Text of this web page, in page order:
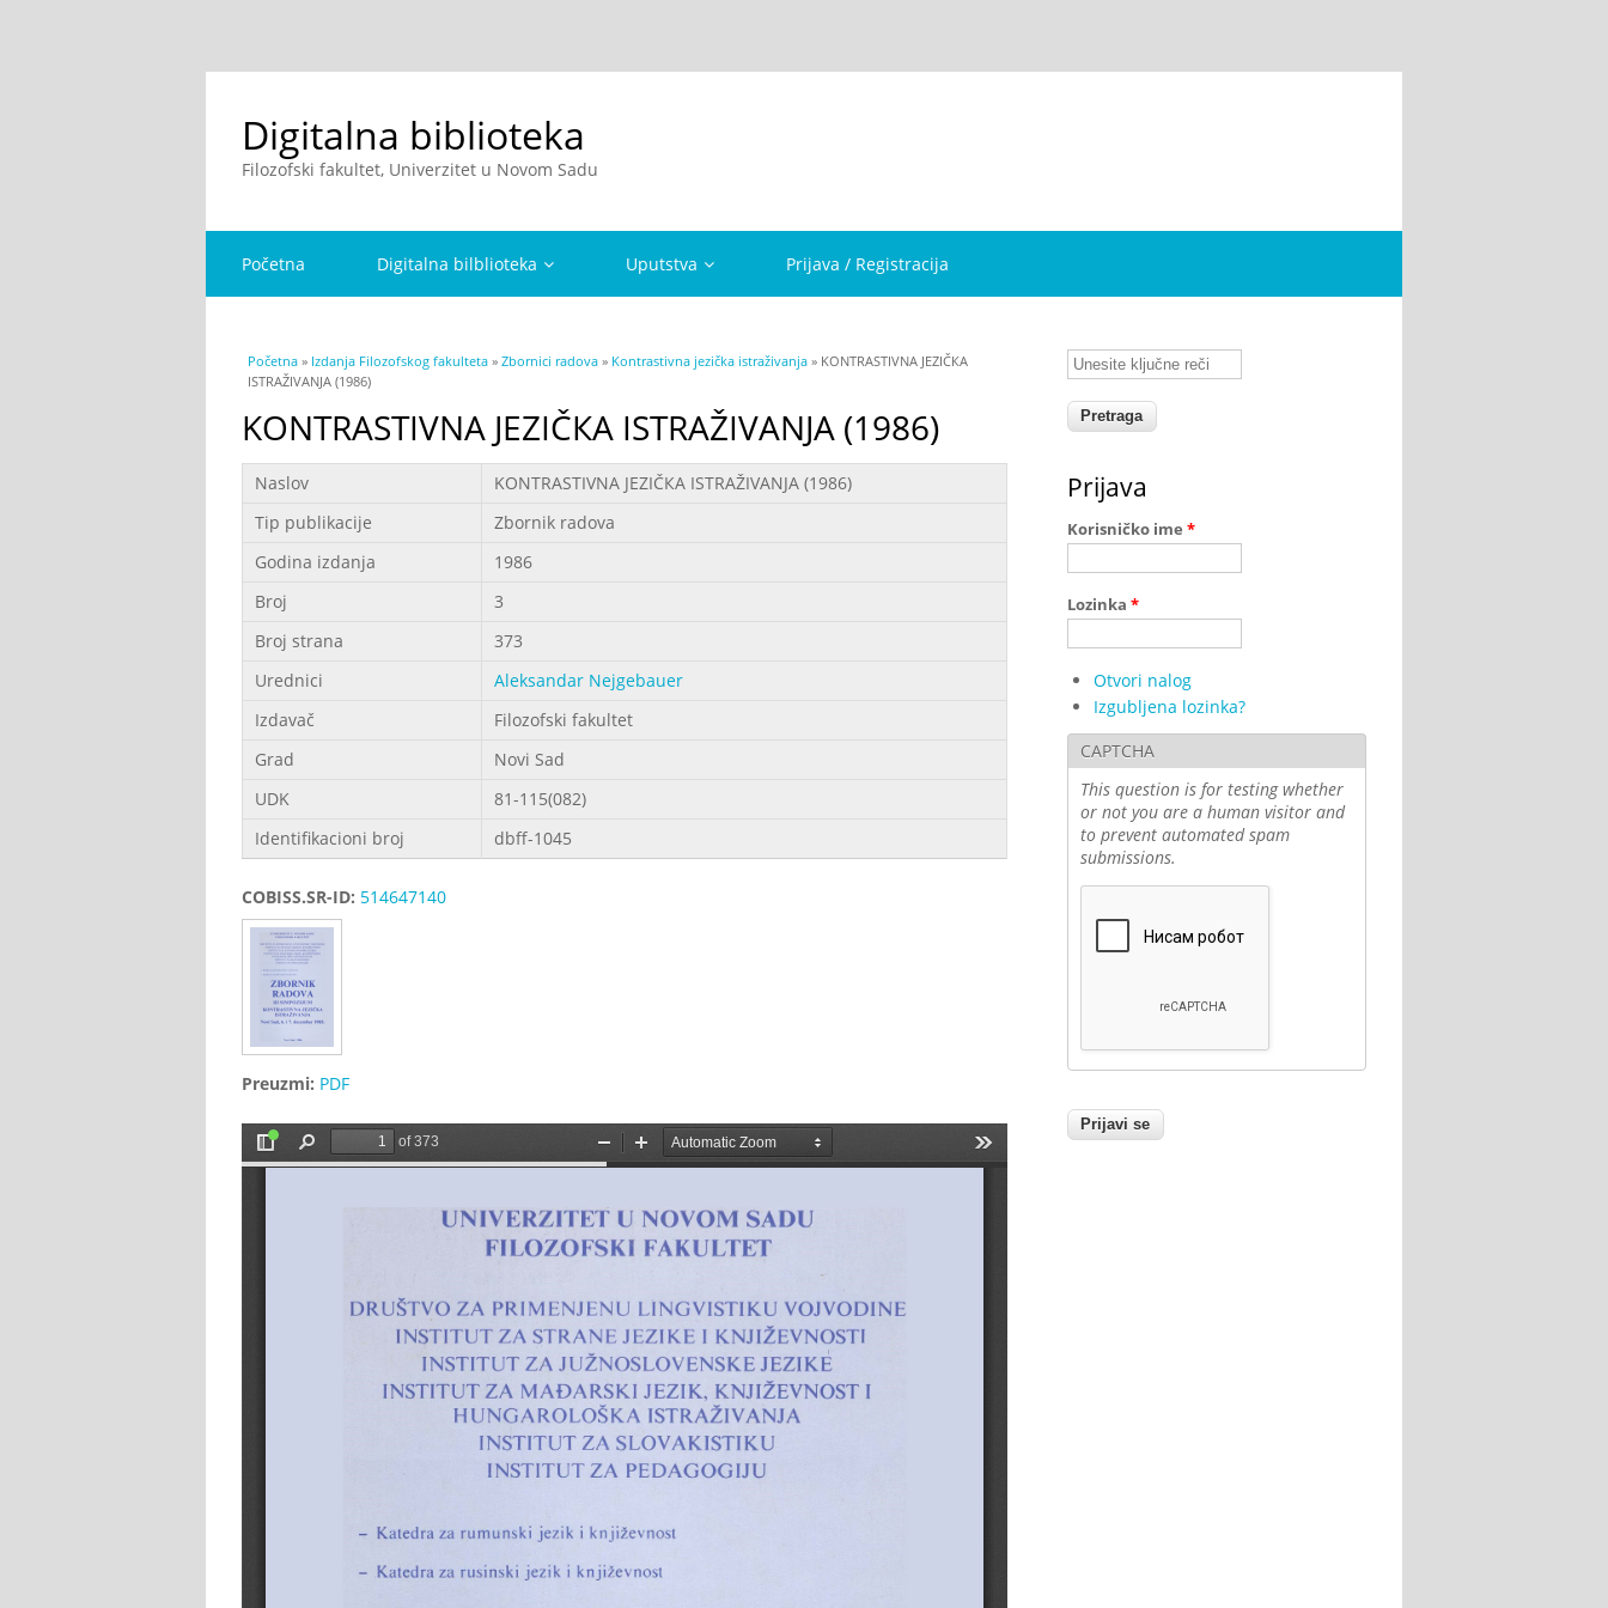
Digitalna biblioteka
Filozofski fakultet, Univerzitet u Novom Sadu
Početna Digitalna bilblioteka Uputstva Prijava / Registracija
You are here
Početna » Izdanja Filozofskog fakulteta » Zbornici radova » Kontrastivna jezička istraživanja » KONTRASTIVNA JEZIČКA
ISTRAŽIVANJA (1986)
KONTRASTIVNA JEZIČКA ISTRAŽIVANJA (1986)
Podaci
Naslov
KONTRASTIVNA JEZIČКA ISTRAŽIVANJA (1986)
Tip publikacije
Zbornik radova
Godina izdanja
1986
Broj
3
Broj strana
373
Urednici
Aleksandar Nejgebauer
Izdavač
Filozofski fakultet
Grad
Novi Sad
UDK
81-115(082)
Identifikacioni broj
dbff-1045
COBISS.SR-ID: 514647140
Preuzmi: PDF
Unesite ključne reči
Prijava
Korisničko ime *
Lozinka *
Otvori nalog
Izgubljena lozinka?
CAPTCHA
This question is for testing whether
or not you are a human visitor and
to prevent automated spam
submissions.